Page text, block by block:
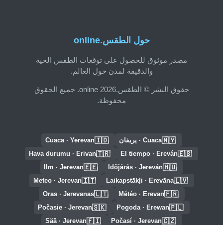
حول الطقس.online
مصدر موثوق للحصول على توقعات الطقس الحية
والدقيقة لمدن حول العالم.
حقوق النشر © الطقس.online 2026. جميع الحقوق
محفوظة.
🇲🇾Cuaca · يريفان 🇮🇩
Cuaca · Yerevan
🇪🇸
El tiempo · Ereván
🇹🇷
Hava durumu · Erivan
🇭🇺
Időjárás · Jereván
🇪🇪
Ilm · Jerevan
🇱🇻
Laikapstākļi · Erevāna
🇮🇹
Meteo · Jerevan
🇫🇷
Météo · Erevan
🇱🇹
Oras · Jerevanas
🇵🇱
Pogoda · Erewan
🇸🇰
Počasie · Jerevan
🇨🇿
Počasí · Jerevan
🇫🇮
Sää · Jerevan